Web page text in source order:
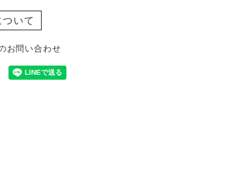
いて
お問い合わせ